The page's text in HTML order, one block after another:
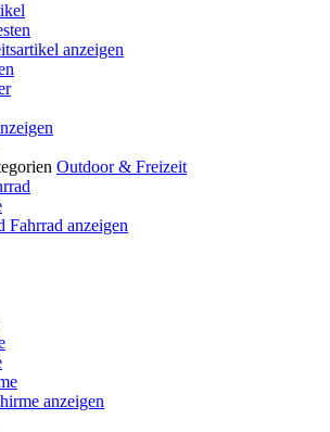
anzeigen
Outdoor & Freizeit
Fahrrad anzeigen
anzeigen